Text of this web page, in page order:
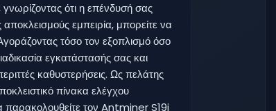
ότι η επένδυσή σας
εμπειρία, μπορείτε να
τόσο τον εξοπλισμό όσο
εγκατάστασής σας και
καθυστερήσεις. Ως πελάτης
πίνακα ελέγχου
παρακολουθείτε τον Antminer S19j